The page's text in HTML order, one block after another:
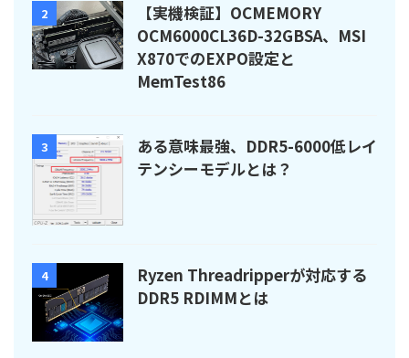
2
【実機検証】OCMEMORY
OCM6000CL36D-32GBSA、MSI
X870でのEXPO設定と
MemTest86
3
ある意味最強、DDR5-6000低レイ
テンシーモデルとは？
4
Ryzen Threadripperが対応する
DDR5 RDIMMとは